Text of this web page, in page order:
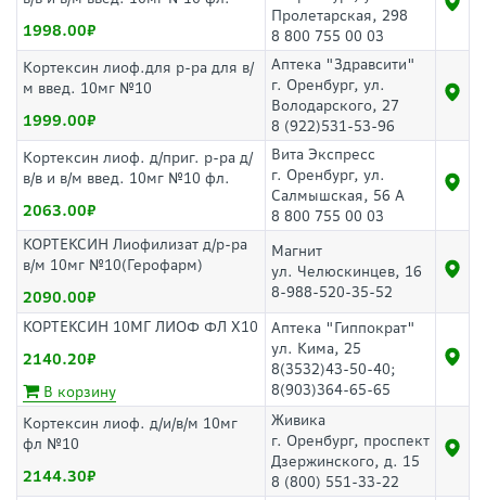
1998.00
Пролетарская, 298
8 800 755 00 03
Кортексин лиоф.для р-ра для в/
м введ. 10мг №10
1999.00
Аптека "Здравсити"
г. Оренбург, ул.
Володарского, 27
8 (922)531-53-96
Кортексин лиоф. д/приг. р-ра д/
в/в и в/м введ. 10мг №10 фл.
2063.00
Вита Экспресс
г. Оренбург, ул.
Салмышская, 56 А
8 800 755 00 03
КОРТЕКСИН Лиофилизат д/р-ра
в/м 10мг №10(Герофарм)
2090.00
Магнит
ул. Челюскинцев, 16
8-988-520-35-52
КОРТЕКСИН 10МГ ЛИОФ ФЛ Х10
2140.20
В корзину
Аптека "Гиппократ"
ул. Кима, 25
8(3532)43-50-40;
8(903)364-65-65
Кортексин лиоф. д/и/в/м 10мг
фл №10
2144.30
Живика
г. Оренбург, проспект
Дзержинского, д. 15
8 (800) 551-33-22